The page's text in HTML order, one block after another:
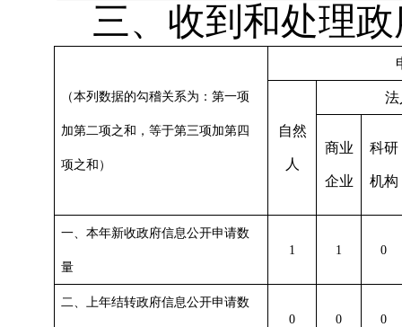
三、收到和处理
（本列数据的勾稽关系为：第一项
加第二项之和，等于第三项加第四
项之和）
自然
人
法
商业
企业
科研
机构
一、本年新收政府信息公开申请数
量
1 1 0
二、上年结转政府信息公开申请数
0 0 0